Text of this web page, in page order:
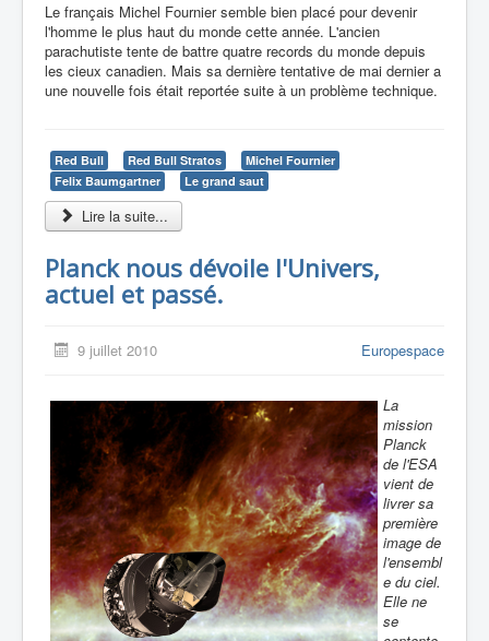
Le français Michel Fournier semble bien placé pour devenir
l'homme le plus haut du monde cette année. L'ancien
parachutiste tente de battre quatre records du monde depuis
les cieux canadien. Mais sa dernière tentative de mai dernier a
une nouvelle fois était reportée suite à un problème technique.
Red Bull Red Bull Stratos
Michel Fournier
Felix Baumgartner
Le grand saut
Lire la suite...
Planck nous dévoile l'Univers,
actuel et passé.
9 juillet 2010 Europespace
La
mission
Planck
de l'ESA
vient de
livrer sa
première
image de
l'ensembl
e du ciel.
Elle ne
se